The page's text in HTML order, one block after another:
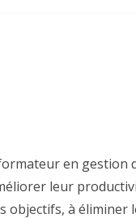
en gestion
leur
objectifs, à éliminer